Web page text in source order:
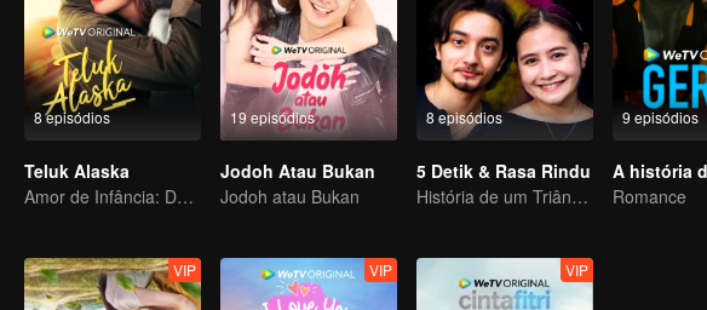
8 episódios
Teluk Alaska
Amor de Infância: Destinos Separados
19 episódios
Jodoh Atau Bukan
Jodoh atau Bukan
8 episódios
5 Detik & Rasa Rindu
História de um Triângulo Amoroso Complexo
9 episódios
A história
Romance
VIP VIP VIP